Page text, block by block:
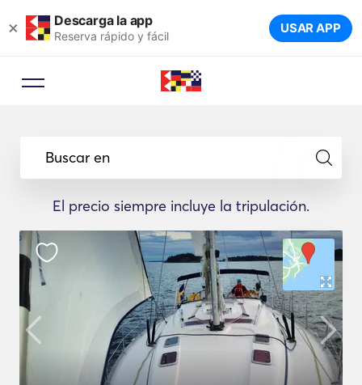
× Descarga la app
Reserva rápido y fácil USAR APP
Buscar en
El precio siempre incluye la tripulación.